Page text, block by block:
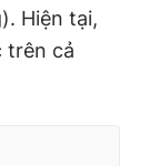
Hiện tại,
trên cả